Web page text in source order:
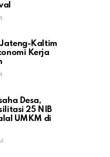
Kaltim
Kerja
Desa,
25 NIB
UMKM di